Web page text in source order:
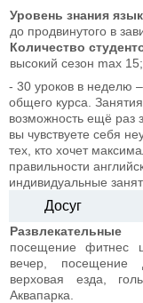
Уровень знания
до продвинутого в
Количество
высокий сезон max
- 30 уроков в неделю
общего курса.
возможность ещё раз
вы чувствуете себя
тех, кто хочет
правильности
индивидуальные
Досуг
Развлекательные
посещение фитнес
вечер, посещение
верховая езда,
Аквапарка.